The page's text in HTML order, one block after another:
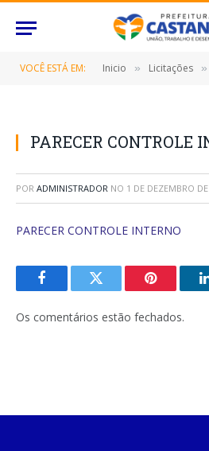
VOCÊ ESTÁ EM: Inicio » Licitações »
PARECER CONTROLE
POR ADMINISTRADOR NO 1 DE DEZEMBRO
PARECER CONTROLE INTERNO
FacebookTwitter Pinterest
Os comentários estão fechados.